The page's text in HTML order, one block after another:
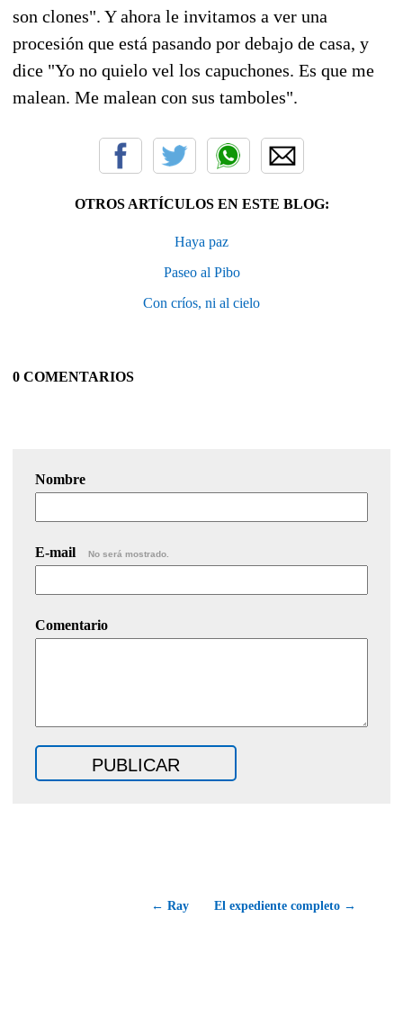
son clones". Y ahora le invitamos a ver una
procesión que está pasando por debajo de casa, y
dice "Yo no quielo vel los capuchones. Es que me
malean. Me malean con sus tamboles".
OTROS ARTÍCULOS EN ESTE BLOG:
Haya paz
Paseo al Pibo
Con críos, ni al cielo
0 COMENTARIOS
Nombre
E-mail No será mostrado.
Comentario
← Ray El expediente completo →